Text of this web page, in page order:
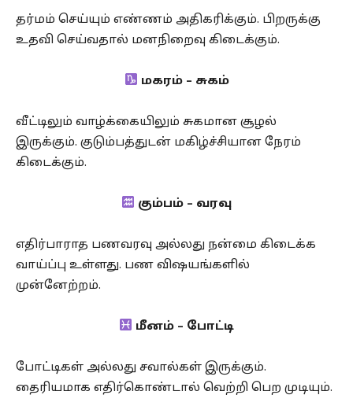
தர்மம் செய்யும் எண்ணம் அதிகரிக்கும். பிறருக்கு
உதவி செய்வதால் மனநிறைவு கிடைக்கும்.
மகரம் – சுகம்
வீட்டிலும் வாழ்க்கையிலும் சுகமான சூழல்
இருக்கும். குடும்பத்துடன் மகிழ்ச்சியான நேரம்
கிடைக்கும்.
கும்பம் – வரவு
எதிர்பாராத பணவரவு அல்லது நன்மை கிடைக்க
வாய்ப்பு உள்ளது. பண விஷயங்களில்
முன்னேற்றம்.
மீனம் – போட்டி
போட்டிகள் அல்லது சவால்கள் இருக்கும்.
தைரியமாக எதிர்கொண்டால் வெற்றி பெற முடியும்.